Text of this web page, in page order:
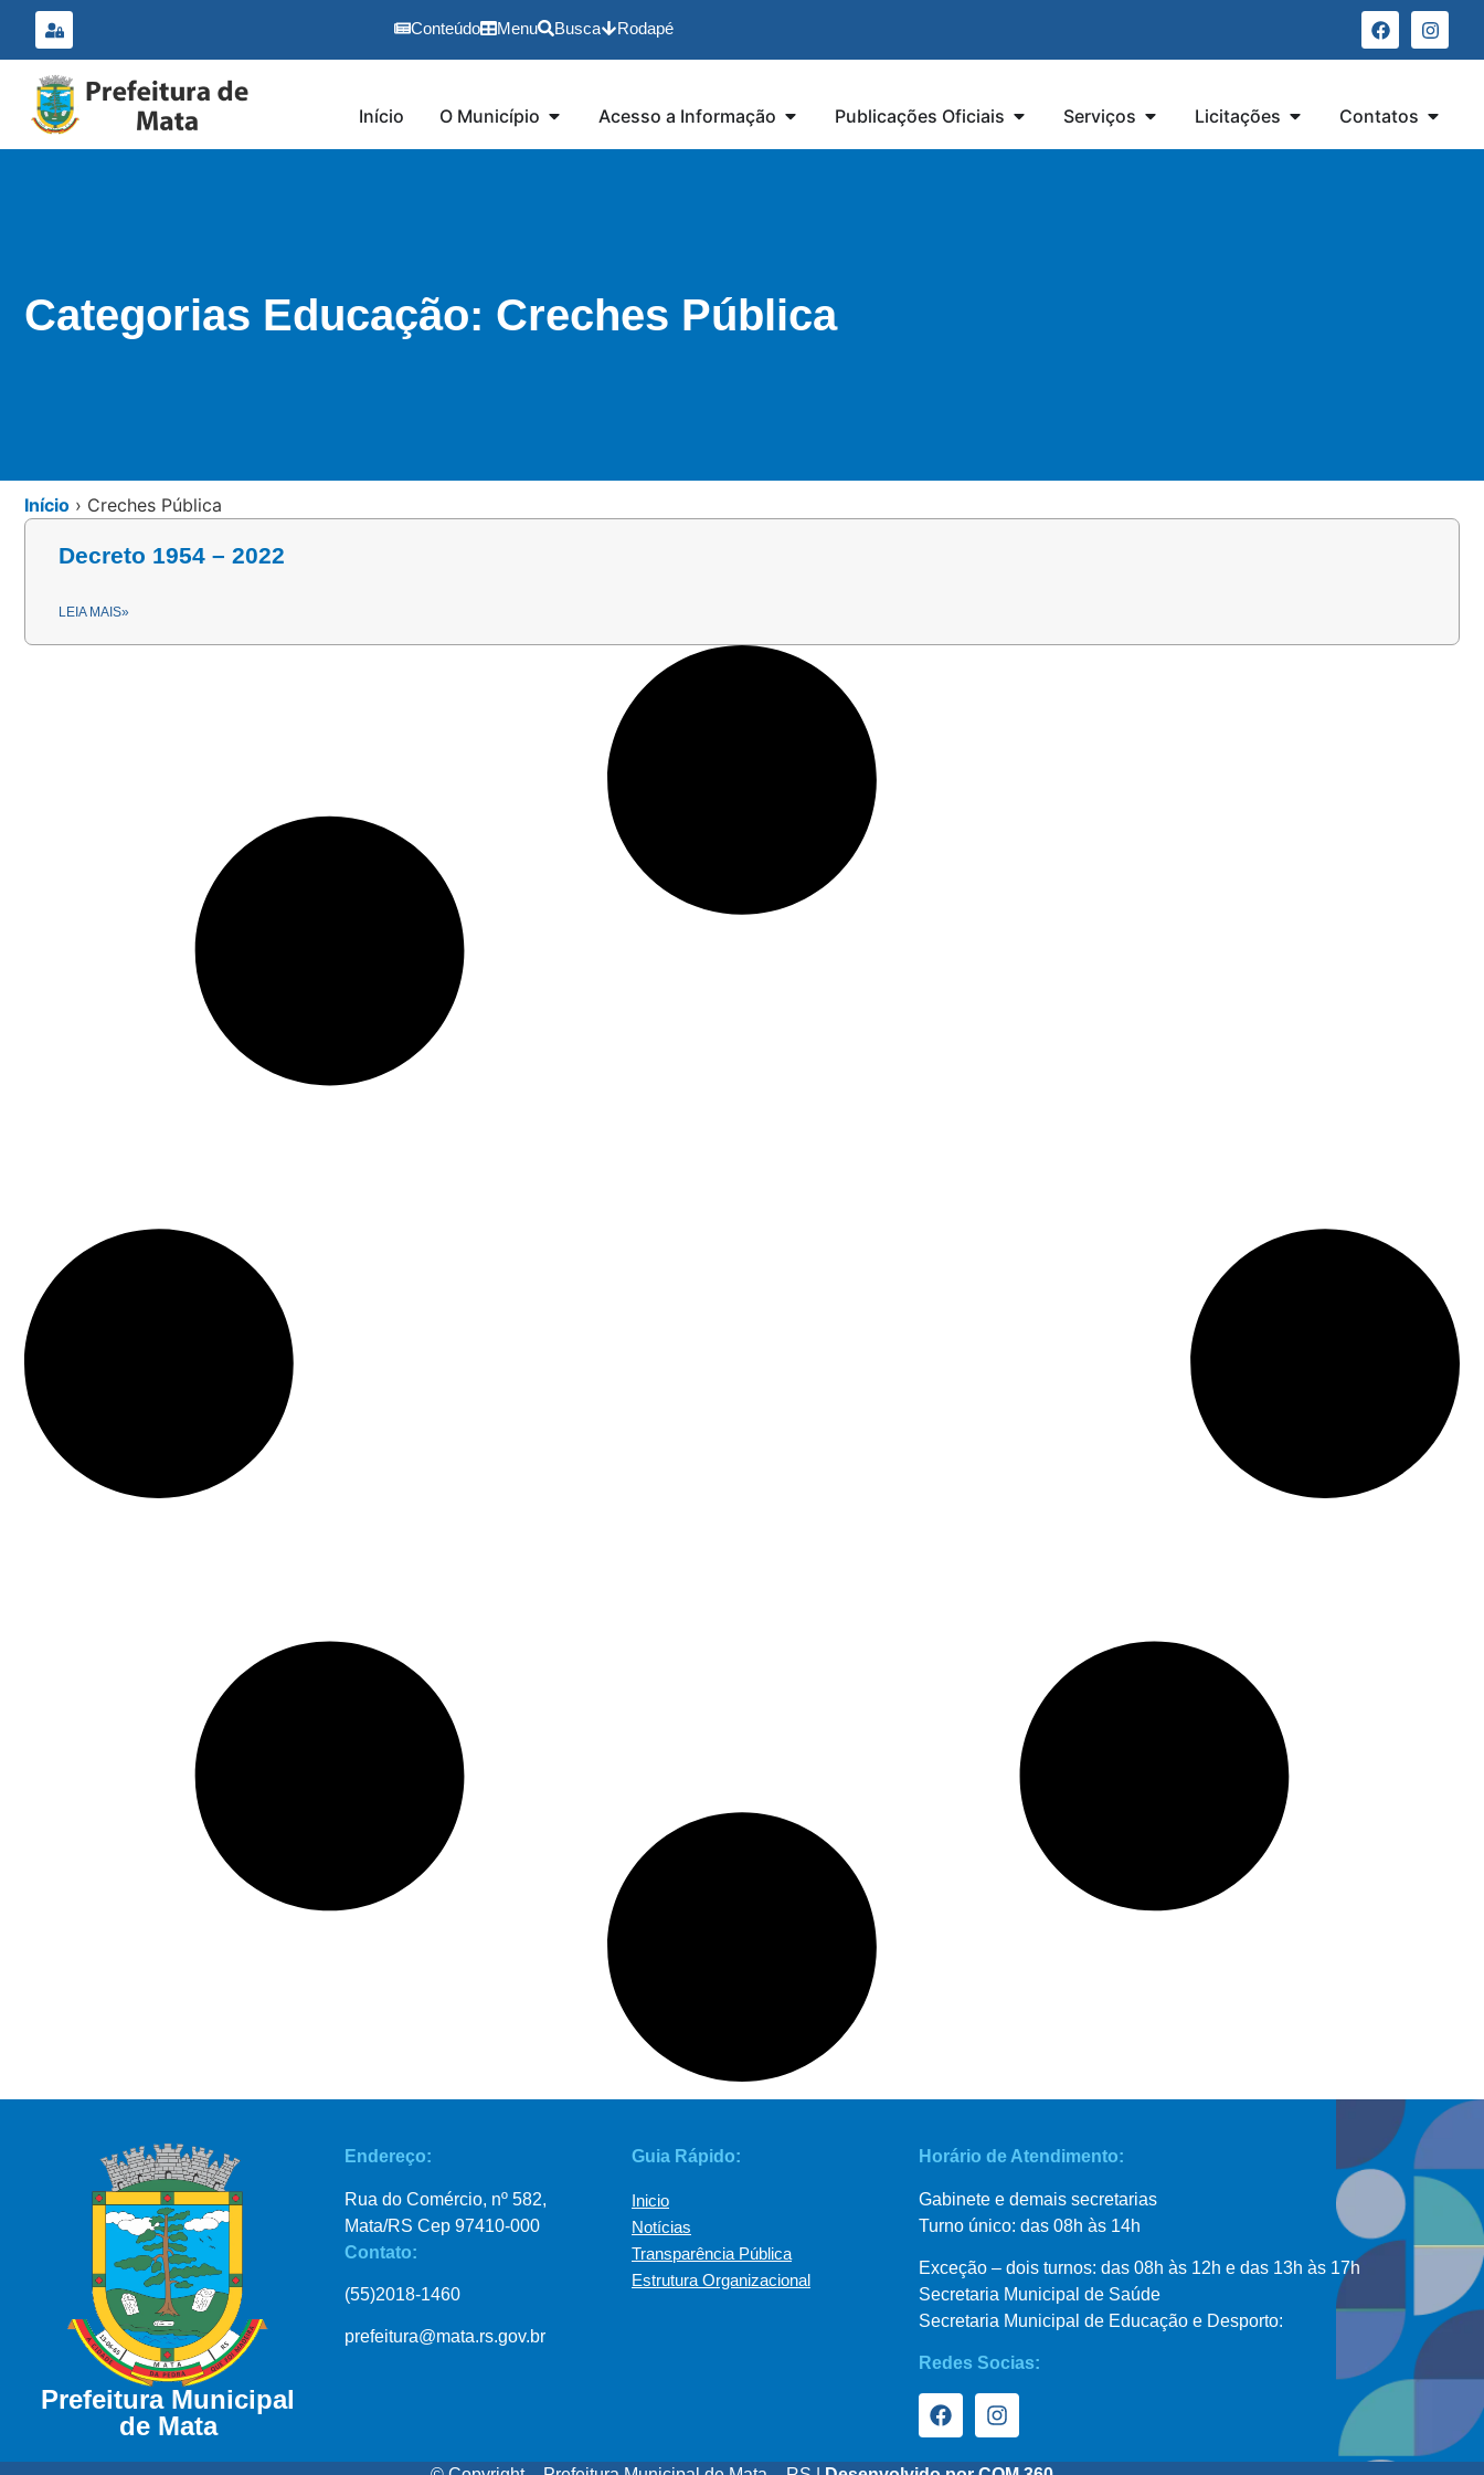
conteúdo
Conteúdo Menu Busca Rodapé
Início O Município Acesso a Informação Publicações Oficiais Serviços Licitações Contatos
Categorias Educação: Creches Pública
Início › Creches Pública
Decreto 1954 – 2022
LEIA MAIS»
Prefeitura Municipal
de Mata
Endereço:
Rua do Comércio, nº 582,
Mata/RS Cep 97410-000
Contato:
(55)2018-1460
prefeitura@mata.rs.gov.br
Guia Rápido:
Inicio
Notícias
Transparência Pública
Estrutura Organizacional
Horário de Atendimento:
Gabinete e demais secretarias
Turno único: das 08h às 14h
Exceção – dois turnos: das 08h às 12h e das 13h às 17h
Secretaria Municipal de Saúde
Secretaria Municipal de Educação e Desporto:
Redes Socias: